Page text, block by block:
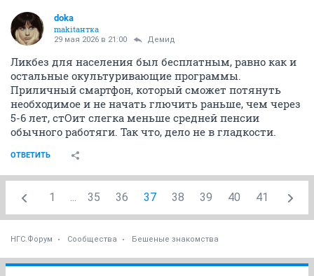
doka
makitaнтка
29 мая 2026 в 21:00 Демид
Ликбез для населения был бесплатным, равно как и
остальные окультуривающие программы.
Приличный смартфон, который сможет потянуть
необходимое и не начать глючить раньше, чем через
5-6 лет, стОит слегка меньше средней пенсии
обычного работяги. Так что, дело не в гладкости.
ОТВЕТИТЬ
1 ... 35 36 37 38 39 40 41
НГС.Форум Сообщества Бешеные знакомства